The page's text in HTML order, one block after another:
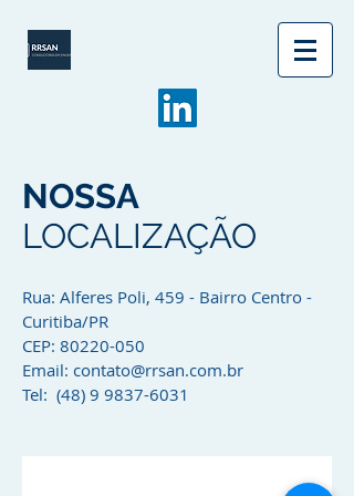
NOSSA
LOCALIZAÇÃO
Rua: Alferes Poli, 459 - Bairro Centro -
Curitiba/PR
CEP: 80220-050
Email: contato@rrsan.com.br
Tel: (48) 9 9837-6031